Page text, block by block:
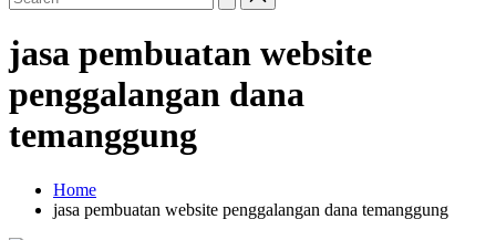
jasa pembuatan website
penggalangan dana
temanggung
Home
jasa pembuatan website penggalangan dana temanggung